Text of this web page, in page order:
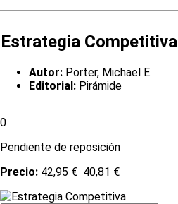
Estrategia Competitiva
Autor: Porter, Michael E.
Editorial: Pirámide
0
Pendiente de reposición
Precio: 42,95 € 40,81 €